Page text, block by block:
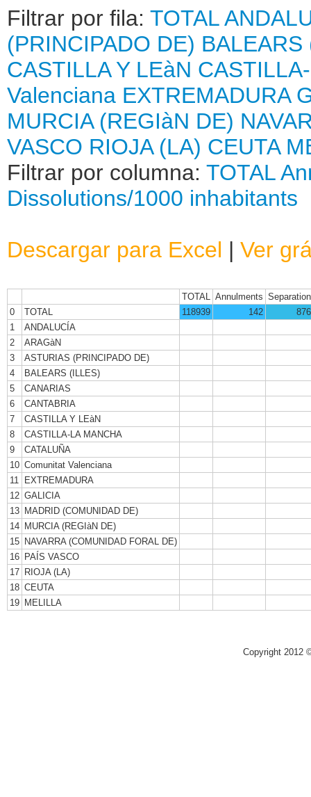
Filtrar por fila: TOTAL
(PRINCIPADO DE) BALEARS
CASTILLA Y LEàN
Valenciana EXTREMADURA
MURCIA (REGIàN DE)
VASCO RIOJA (LA) CEUTA
Filtrar por columna: TOTAL
Dissolutions/1000 inhabitants
Descargar para Excel | Ver
TOTAL Annulments
0
TOTAL 118939 142
1
ANDALUCÍA
2
ARAGàN
3
ASTURIAS (PRINCIPADO DE)
4
BALEARS (ILLES)
5
CANARIAS
6
CANTABRIA
7
CASTILLA Y LEàN
8
CASTILLA-LA MANCHA
9
CATALUÑA
10 Comunitat Valenciana
11
EXTREMADURA
12 GALICIA
13 MADRID (COMUNIDAD DE)
14 MURCIA (REGIàN DE)
15 NAVARRA (COMUNIDAD FORAL DE)
16 PAÍS VASCO
17 RIOJA (LA)
18 CEUTA
19 MELILLA
Copyright 2012